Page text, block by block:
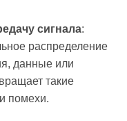
сигнала:
распределение
данные или
такие
помехи.